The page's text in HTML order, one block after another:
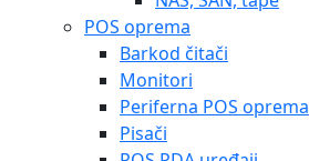
POS oprema
Barkod čitači
Monitori
Periferna POS oprema
Pisači